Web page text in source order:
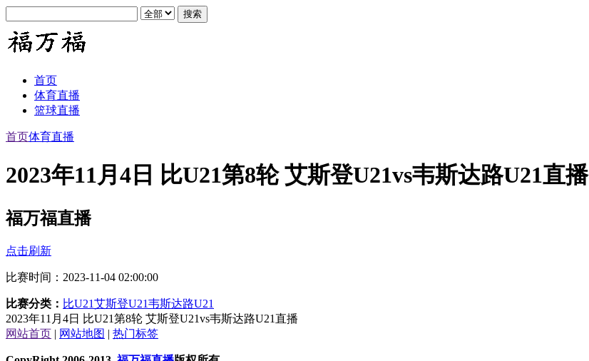
首页
体育直播
篮球直播
首页体育直播
2023年11月4日 比U21第8轮 艾斯登U21vs韦斯达路U21直播
福万福直播
点击刷新
比赛时间：2023-11-04 02:00:00
比赛分类： 比U21艾斯登U21韦斯达路U21
2023年11月4日 比U21第8轮 艾斯登U21vs韦斯达路U21直播
网站首页 | 网站地图 | 热门标签